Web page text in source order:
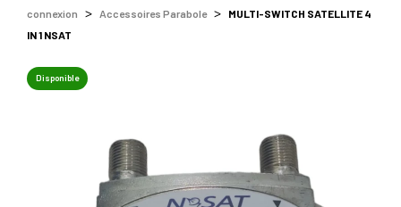
connexion
Accessoires Parabole
MULTI-SWITCH SATELLITE 4
IN 1 NSAT
Disponible